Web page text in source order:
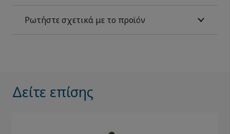
Ρωτήστε σχετικά με το προϊόν
Δείτε επίσης